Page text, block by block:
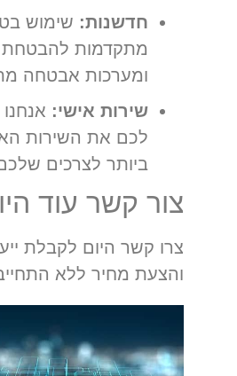
חדשנות: שימוש
מתקדמות להבטחת
ומערכות אבטחה
שירות אישי:
לכם את השירות
ביותר לצרכים
צור קשר עוד
צרו קשר היום לקבלת
והצעת מחיר ללא